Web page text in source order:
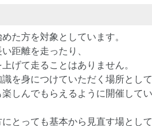
た方を対象としています。
距離を走ったり、
げて走ることはありません。
を身につけていただく場所として
しんでもらえるように開催して
とっても基本から見直す場として